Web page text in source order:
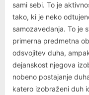
sami sebi. To je
tako, ki je neko
samozavedanja. To je
primerna predmetna
odsvojitev duha,
dejanskost njegova
nobeno postajanje
katero izobraženi duh